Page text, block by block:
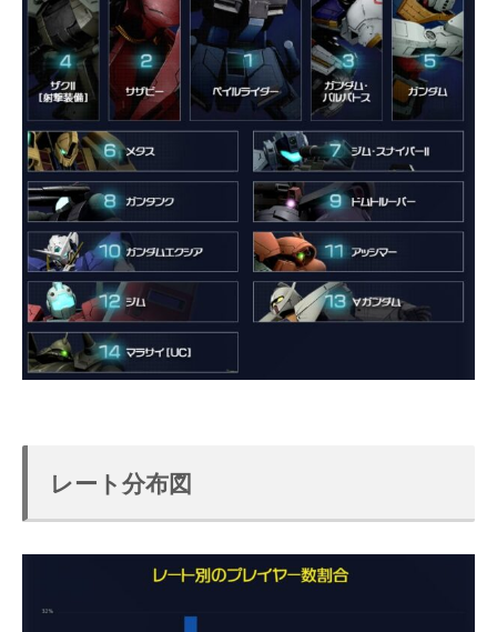
レート分布図